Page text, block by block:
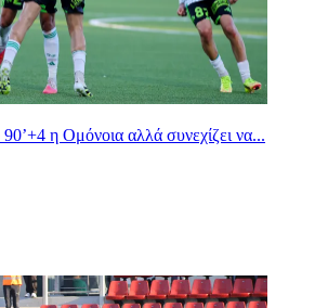
η Ομόνοια αλλά συνεχίζει να...